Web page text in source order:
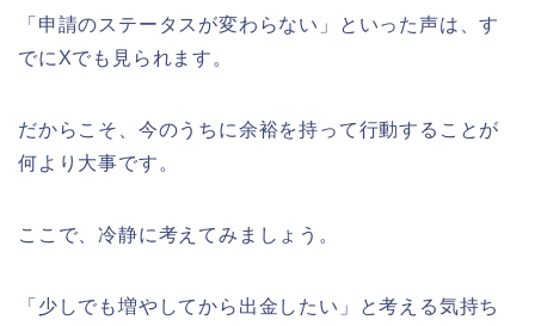
「申請のステータスが変わらない」といった声は、す
でにXでも見られます。
だからこそ、今のうちに余裕を持って行動することが
何より大事です。
ここで、冷静に考えてみましょう。
「少しでも増やしてから出金したい」と考える気持ち